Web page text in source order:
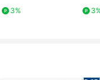
｜領券最高折$220
3%
0%